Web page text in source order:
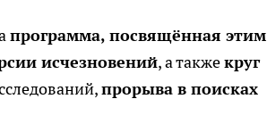
программа, посвящённая этим
исчезновений, а такжекруг
прорыва в поисках